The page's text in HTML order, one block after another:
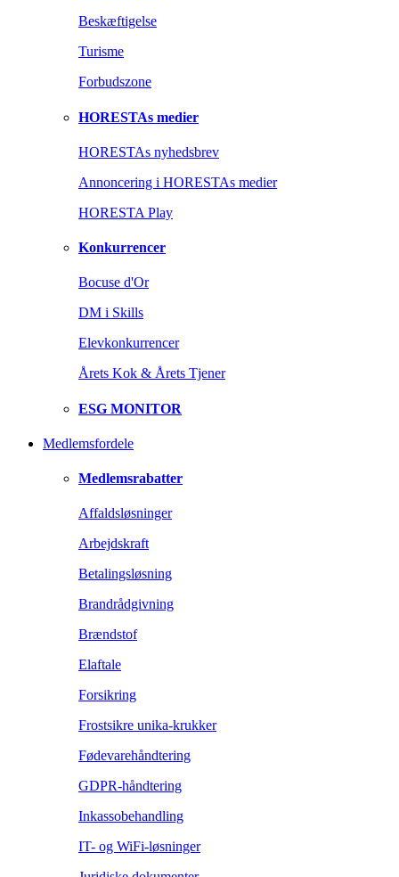
Beskæftigelse
Turisme
Forbudszone
HORESTAs medier
HORESTAs nyhedsbrev
Annoncering i HORESTAs medier
HORESTA Play
Konkurrencer
Bocuse d'Or
DM i Skills
Elevkonkurrencer
Årets Kok & Årets Tjener
ESG MONITOR
Medlemsfordele
Medlemsrabatter
Affaldsløsninger
Arbejdskraft
Betalingsløsning
Brandrådgivning
Brændstof
Elaftale
Forsikring
Frostsikre unika-krukker
Fødevarehåndtering
GDPR-håndtering
Inkassobehandling
IT- og WiFi-løsninger